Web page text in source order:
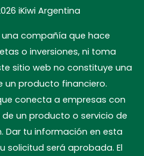
iKiwi Argentina
una compañía que hace
o inversiones, ni toma
sitio web no constituye una
un producto financiero.
conecta a empresas con
un producto o servicio de
Dar tu información en esta
solicitud será aprobada. El